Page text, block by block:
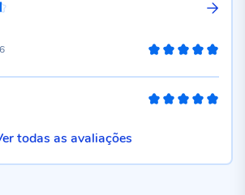
todas as avaliações